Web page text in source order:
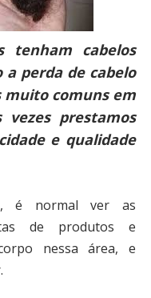
tenham cabelos
a perda de cabelo
muito comuns em
vezes prestamos
e qualidade
é normal ver as
de produtos e
nessa área, e